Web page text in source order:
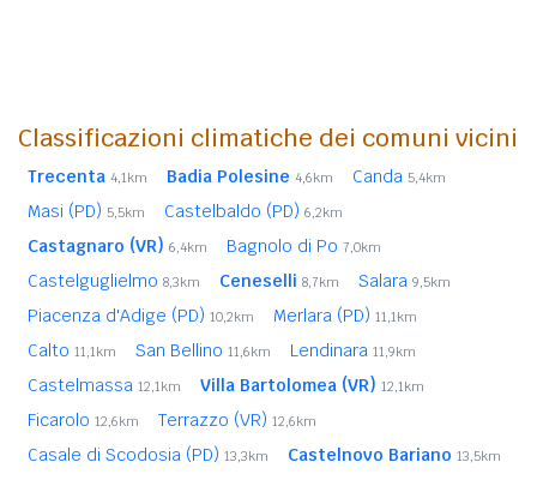
Classificazioni climatiche dei comuni vicini
Trecenta 4,1km Badia Polesine 4,6km Canda 5,4km
Masi (PD) 5,5km Castelbaldo (PD) 6,2km
Castagnaro (VR) 6,4km Bagnolo di Po 7,0km
Castelguglielmo 8,3km Ceneselli 8,7km Salara 9,5km
Piacenza d'Adige (PD) 10,2km Merlara (PD) 11,1km
Calto 11,1km San Bellino 11,6km Lendinara 11,9km
Castelmassa 12,1km Villa Bartolomea (VR) 12,1km
Ficarolo 12,6km Terrazzo (VR) 12,6km
Casale di Scodosia (PD) 13,3km Castelnovo Bariano 13,5km